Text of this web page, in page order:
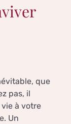
que
pas, il
à votre
Un